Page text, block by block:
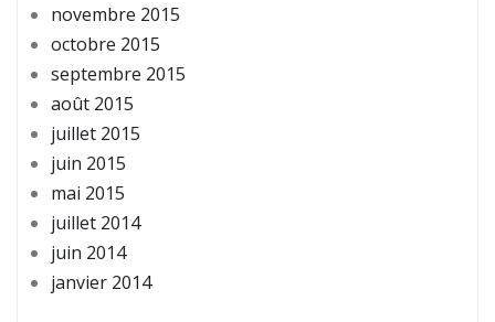
novembre 2015
octobre 2015
septembre 2015
août 2015
juillet 2015
juin 2015
mai 2015
juillet 2014
juin 2014
janvier 2014